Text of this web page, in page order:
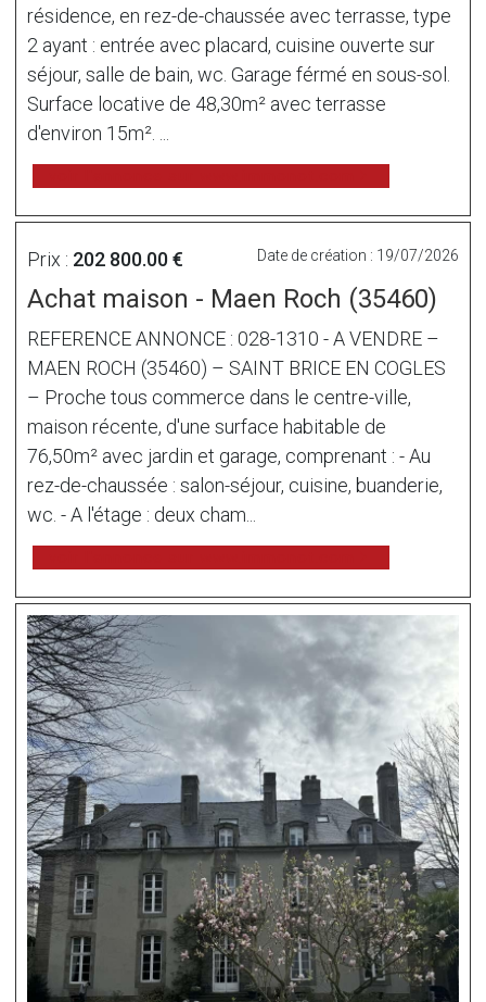
résidence, en rez-de-chaussée avec terrasse, type
2 ayant : entrée avec placard, cuisine ouverte sur
séjour, salle de bain, wc. Garage férmé en sous-sol.
Surface locative de 48,30m² avec terrasse
d'environ 15m². ...
Prix : 202 800.00 € Date de création : 19/07/2026
Achat maison - Maen Roch (35460)
REFERENCE ANNONCE : 028-1310 - A VENDRE –
MAEN ROCH (35460) – SAINT BRICE EN COGLES
– Proche tous commerce dans le centre-ville,
maison récente, d'une surface habitable de
76,50m² avec jardin et garage, comprenant : - Au
rez-de-chaussée : salon-séjour, cuisine, buanderie,
wc. - A l'étage : deux cham...